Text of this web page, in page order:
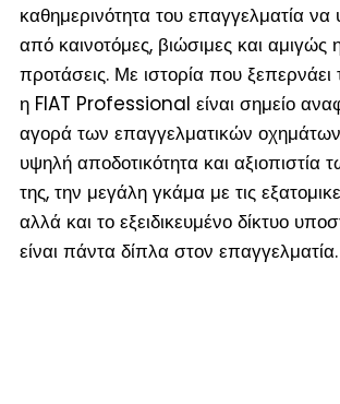
καθημερινότητα του επαγγελματία να
από καινοτόμες, βιώσιμες και αμιγώς
προτάσεις. Με ιστορία που ξεπερνάει
η FIAT Professional είναι σημείο
αγορά των επαγγελματικών
υψηλή αποδοτικότητα και αξιοπιστία
της, την μεγάλη γκάμα με τις
αλλά και το εξειδικευμένο δίκτυο
είναι πάντα δίπλα στον επαγγελματία.